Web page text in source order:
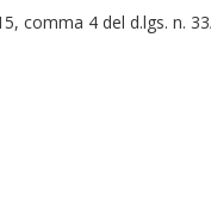
comma 4 del d.lgs. n.